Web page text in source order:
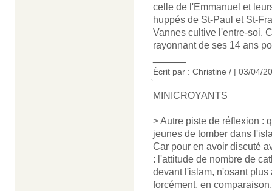
celle de l'Emmanuel et
huppés de St-Paul et St-
Vannes cultive l'entre-soi.
rayonnant de ses 14 ans
Écrit par : Christine / | 03/04/
MINICROYANTS
> Autre piste de réflexion :
jeunes de tomber dans
Car pour en avoir discuté
: l'attitude de nombre de
devant l'islam, n'osant plus
forcément, en